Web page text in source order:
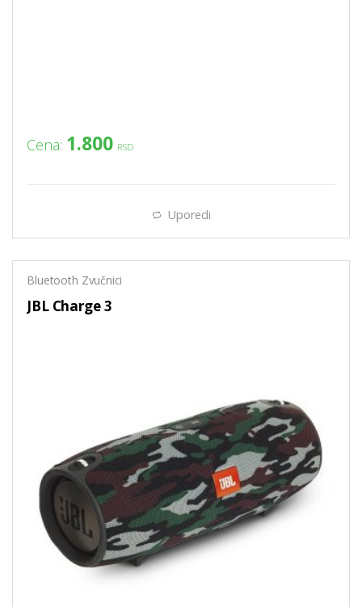
Cena: 1.800 RSD
Uporedi
Bluetooth Zvučnici
JBL Charge 3